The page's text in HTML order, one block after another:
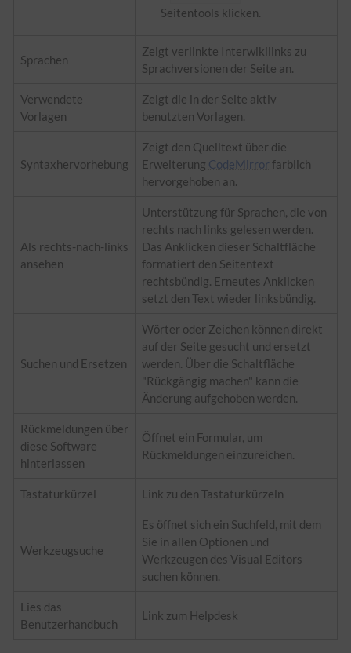
Seitentools klicken.
Sprachen
Zeigt verlinkte Interwikilinks zu
Sprachversionen der Seite an.
Verwendete
Vorlagen
Zeigt die in der Seite aktiv
benutzten Vorlagen.
Syntaxhervorhebung
Zeigt den Quelltext über die
Erweiterung CodeMirror farblich
hervorgehoben an.
Als rechts-nach-links
ansehen
Unterstützung für Sprachen, die von
rechts nach links gelesen werden.
Das Anklicken dieser Schaltfläche
formatiert den Seitentext
rechtsbündig. Erneutes Anklicken
setzt den Text wieder linksbündig.
Suchen und Ersetzen
Wörter oder Zeichen können direkt
auf der Seite gesucht und ersetzt
werden. Über die Schaltfläche
"Rückgängig machen" kann die
Änderung aufgehoben werden.
Rückmeldungen über
diese Software
hinterlassen
Öffnet ein Formular, um
Rückmeldungen einzureichen.
Tastaturkürzel Link zu den Tastaturkürzeln
Werkzeugsuche
Es öffnet sich ein Suchfeld, mit dem
Sie in allen Optionen und
Werkzeugen des Visual Editors
suchen können.
Lies das
Benutzerhandbuch
Link zum Helpdesk